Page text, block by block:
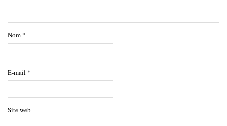
Nom *
E-mail *
Site web